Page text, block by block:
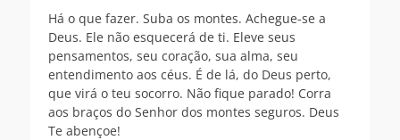
Há o que fazer. Suba os montes. Achegue-se a
Deus. Ele não esquecerá de ti. Eleve seus
pensamentos, seu coração, sua alma, seu
entendimento aos céus. É de lá, do Deus perto,
que virá o teu socorro. Não fique parado! Corra
aos braços do Senhor dos montes seguros. Deus
Te abençoe!